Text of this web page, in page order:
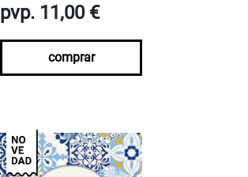
pvp. 11,00 €
comprar